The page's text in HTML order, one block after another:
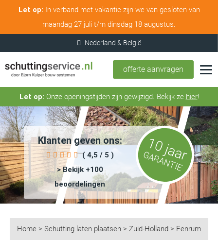
Let op: In verband met vakantie zijn we van gesloten van
maandag 27 juli t/m dinsdag 18 augustus.
offerte aanvragen
Let op: Onze openingstijden zijn gewijzigd. Bekijk ze hier!
Klanten geven ons:
( 4,5 / 5 )
> Bekijk +100
beoordelingen
10 jaar
GARANTIE
Home > Schutting laten plaatsen > Zuid-Holland > Eenrum